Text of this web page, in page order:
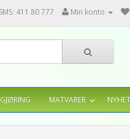
411 80 777 Min konto
MATVARER